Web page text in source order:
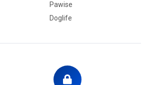
Pawise
Doglife